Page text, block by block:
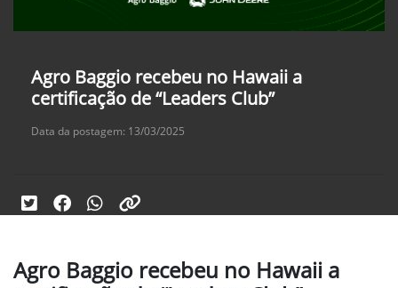
Agro Baggio recebeu no Hawaii a
certificação de “Leaders Club”
Data da postagem: 13/03/2025
Agro Baggio recebeu no Hawaii a